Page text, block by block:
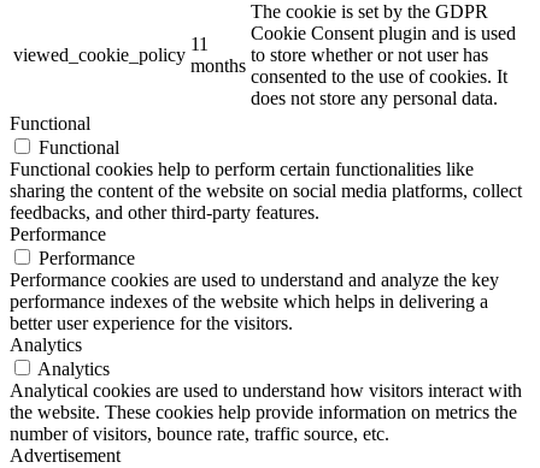
viewed_cookie_policy
11
months
The cookie is set by the GDPR
Cookie Consent plugin and is used
to store whether or not user has
consented to the use of cookies. It
does not store any personal data.
Functional
Functional
Functional cookies help to perform certain functionalities like
sharing the content of the website on social media platforms, collect
feedbacks, and other third-party features.
Performance
Performance
Performance cookies are used to understand and analyze the key
performance indexes of the website which helps in delivering a
better user experience for the visitors.
Analytics
Analytics
Analytical cookies are used to understand how visitors interact with
the website. These cookies help provide information on metrics the
number of visitors, bounce rate, traffic source, etc.
Advertisement